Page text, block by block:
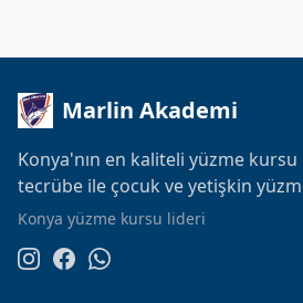
Marlin Akademi
Konya'nın en kaliteli yüzme kursu
tecrübe ile çocuk ve yetişkin
Konya yüzme kursu lideri